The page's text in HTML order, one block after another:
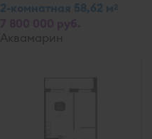
2-комнатная 58,62 м2
Аквамарин